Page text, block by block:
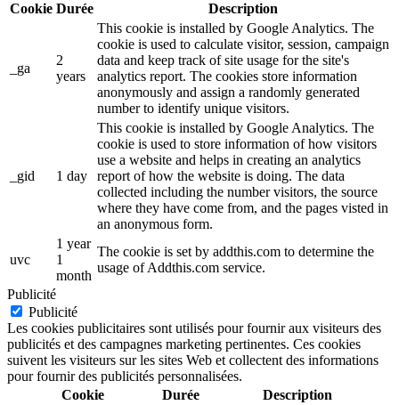
Cookie Durée Description
_ga
2
years
This cookie is installed by Google Analytics. The
cookie is used to calculate visitor, session, campaign
data and keep track of site usage for the site's
analytics report. The cookies store information
anonymously and assign a randomly generated
number to identify unique visitors.
_gid 1 day
This cookie is installed by Google Analytics. The
cookie is used to store information of how visitors
use a website and helps in creating an analytics
report of how the website is doing. The data
collected including the number visitors, the source
where they have come from, and the pages visted in
an anonymous form.
uvc
1 year
1
month
The cookie is set by addthis.com to determine the
usage of Addthis.com service.
Publicité
Publicité
Les cookies publicitaires sont utilisés pour fournir aux visiteurs des
publicités et des campagnes marketing pertinentes. Ces cookies
suivent les visiteurs sur les sites Web et collectent des informations
pour fournir des publicités personnalisées.
Cookie
Durée Description